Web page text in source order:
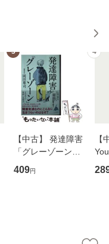
3
【中古】 発達障害
「グレーゾーン」
その正しい理解と
克服法 (SB新書 57
409円
4
【
のが